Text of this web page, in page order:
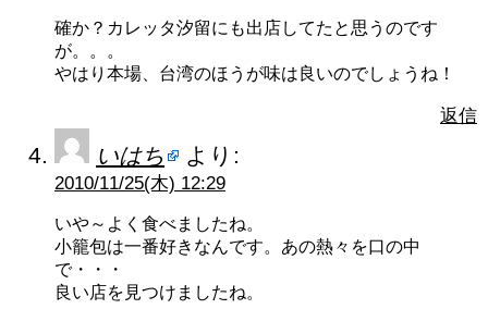
確か？カレッタ汐留にも出店してたと思うのです
が。。。
やはり本場、台湾のほうが味は良いのでしょうね！
返信
いはち より:
2010/11/25(木) 12:29
いや～よく食べましたね。
小籠包は一番好きなんです。あの熱々を口の中
で・・・
良い店を見つけましたね。